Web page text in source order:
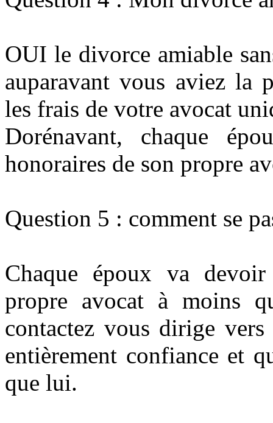
OUI le divorce amiable
auparavant vous aviez la
les frais de votre avocat
Dorénavant, chaque
honoraires de son propre
Question 5 : comment se
Chaque époux va
propre avocat à moins
contactez vous dirige
entièrement confiance et
que lui.